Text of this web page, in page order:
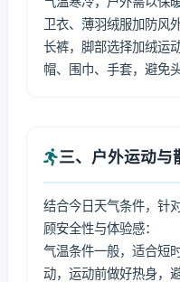
卫衣、薄羽绒服加防风
长裤，脚部选择加绒运
帽、围巾、手套，避免
三、户外运动与
结合今日天气条件，针
顾安全性与体验感：
气温条件一般，适合短
动，运动前做好热身，